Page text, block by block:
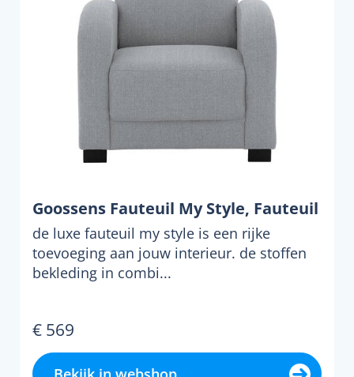
Goossens Fauteuil My Style, Fauteuil
de luxe fauteuil my style is een rijke
toevoeging aan jouw interieur. de stoffen
bekleding in combi...
€ 569